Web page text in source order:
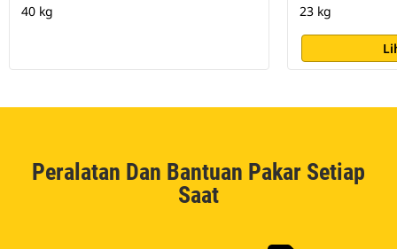
40 kg 23 kg
Peralatan Dan Bantuan Pakar Setiap
Saat